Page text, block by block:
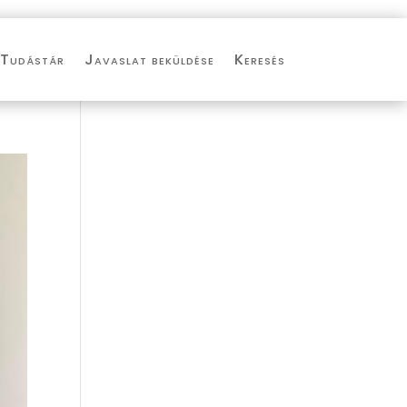
Tudástár Javaslat beküldése Keresés